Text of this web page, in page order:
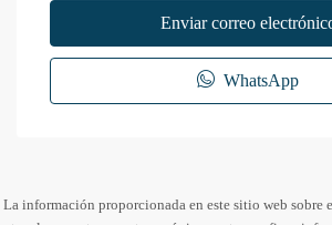
Enviar correo
WhatsApp
La información proporcionada en este sitio web sobre